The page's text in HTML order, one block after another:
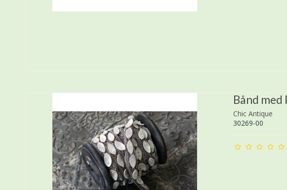
Bånd
Chic Antique
30269-00